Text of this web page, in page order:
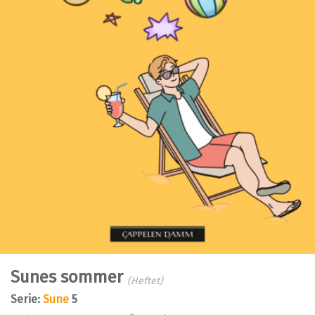
Sunes sommer (Heftet)
Serie: Sune 5